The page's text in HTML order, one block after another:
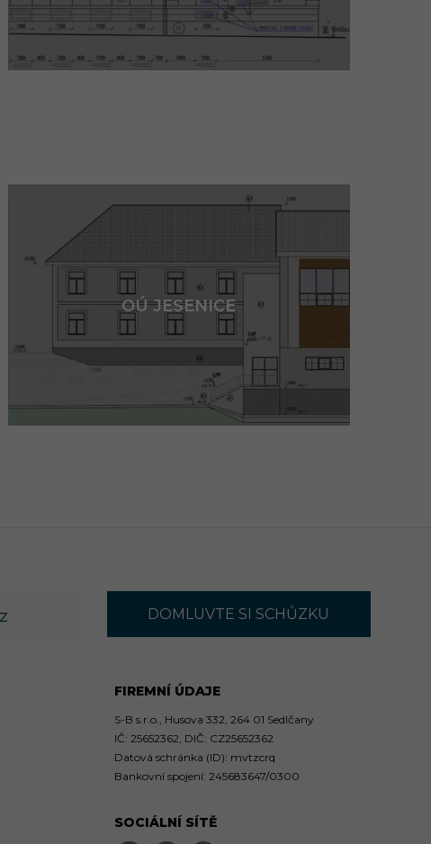
OÚ JESENICE
DOMLUVTE SI SCHŮZKU
FIREMNÍ ÚDAJE
S-B s.r.o., Husova 332, 264 01 Sedlčany
IČ: 25652362, DIČ: CZ25652362
Datová schránka (ID): mvtzcrq
Bankovní spojení: 245683647/0300
SOCIÁLNÍ SÍTĚ